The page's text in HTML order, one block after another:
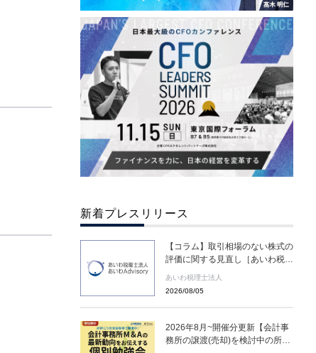
新着プレスリリース
【コラム】取引相場のない株式の
評価に関する見直し［あいわ税理
士法人 コラム］
あいわ税理士法人
2026/08/05
2026年8月~開催分更新【会計事
務所の譲渡(売却)を検討中の所長